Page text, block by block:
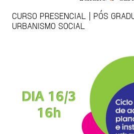
CURSO PRESENCIAL | PÓS
URBANISMO SOCIAL